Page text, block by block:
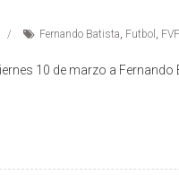
Fernando Batista, Futbol , FVF
10 de marzo a